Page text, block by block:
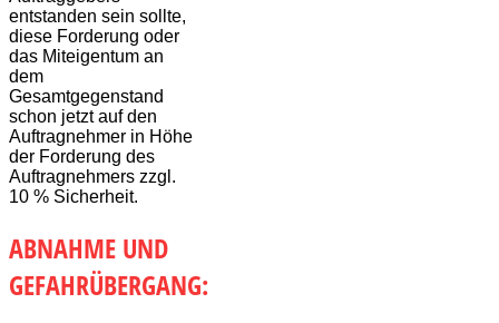
entstanden sein sollte,
diese Forderung oder
das Miteigentum an
dem
Gesamtgegenstand
schon jetzt auf den
Auftragnehmer in Höhe
der Forderung des
Auftragnehmers zzgl.
10 % Sicherheit.
ABNAHME UND
GEFAHRÜBERGANG: